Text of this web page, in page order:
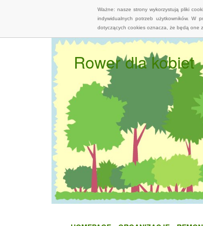
Ważne: nasze strony wykorzystują pliki
indywidualnych potrzeb użytkowników. W
dotyczących cookies oznacza, że będą one
Rower dla kobiet